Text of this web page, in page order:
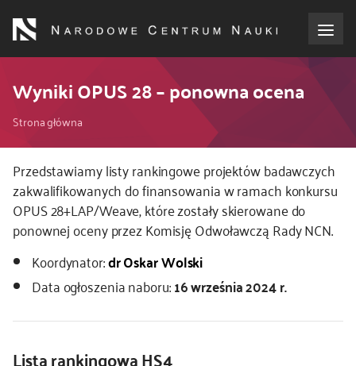
treści
dla wnioskodawców
dla realizujących projekty
dla ekspertów
efekty NCN
współpraca międzynarodowa
Wyniki OPUS 28 – ponowna ocena
Ścieżka
nawigacyjna
Strona główna
Kod
CSS
i
JS
Przedstawiamy listy rankingowe projektów badawczych
zakwalifikowanych do finansowania w ramach konkursu
OPUS 28+LAP/Weave, które zostały skierowane do
ponownej oceny przez Komisję Odwoławczą Rady NCN.
Koordynator:dr Oskar Wolski
Data ogłoszenia naboru:16 września 2024 r.
Lista rankingowa HS4